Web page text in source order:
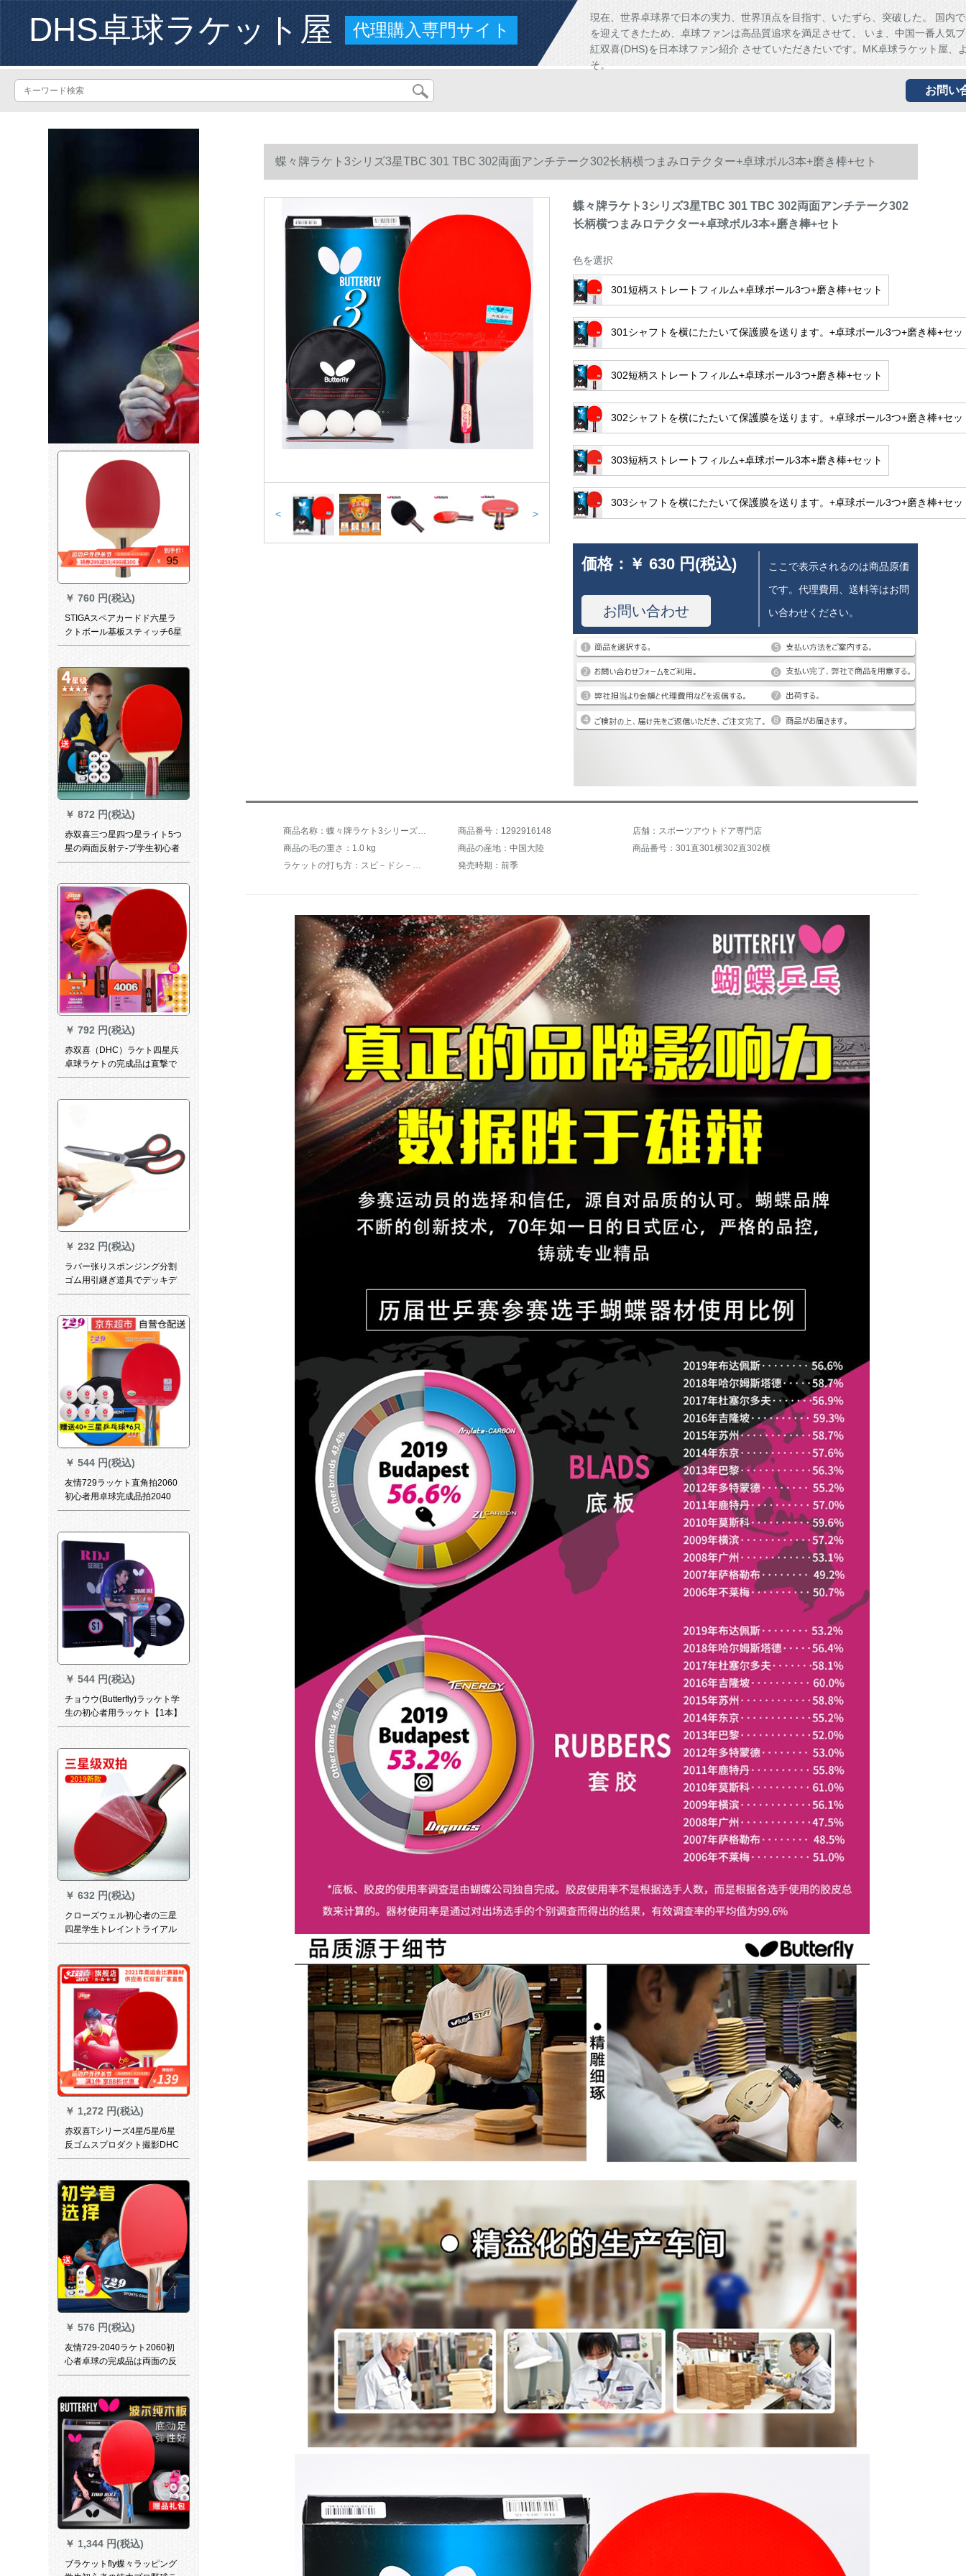
DHS卓球ラケット屋 代理購入専門サイト
現在、世界卓球界で日本の実力、世界頂点を目指す、いたずら、突破した。 国内
を迎えてきたため、卓球ファンは高品質追求を満足させて、 いま、中国一番人気
紅双喜(DHS)を日本球ファン紹介 させていただきたいです。MK卓球ラケット屋、
そ。
お問い
￥ 760 円(税込)
STIGAスペアカードド六星ラ
クトボール基板スティッチ6星
制ラッケト両面テップスカー
￥ 872 円(税込)
赤双喜三つ星四つ星ライト5つ
星の両面反射テ-プ学生初心者
入门フティネット完成品の写
テ-プ】を撮ります。
￥ 792 円(税込)
赤双喜（DHC）ラケト四星兵
卓球ラケトの完成品は直撃で
す。初心者の暴レート坊王の
￥ 232 円(税込)
ラバー张りスポンジング分割
ゴム用引継ぎ道具でデッキデ
ッキデッキデッキ
￥ 544 円(税込)
友情729ラッケト直角拍2060
初心者用卓球完成品拍2040
￥ 544 円(税込)
チョウウ(Butterfly)ラッケト学
生の初心者用ラッケト【1本】
ストレット/ショープロプロプ
￥ 632 円(税込)
クローズウェル初心者の三星
四星学生トレイントライアル
攻撃用のシーベルトザリング
短い柄で、长い柄をそのまま
にした、パンリングリングを
した。
￥ 1,272 円(税込)
赤双喜Tシリーズ4星/5星/6星
反ゴムスプロダクト撮影DHC
スポットライトT 4006両面テ
￥ 576 円(税込)
友情729-2040ラケト2060初
心者卓球の完成品は両面の反
ゴムスピ-ドシ—ザの円周型シ
を撮ります。
￥ 1,344 円(税込)
ブラケットfly蝶々ラッピング
蝶々牌ラケト3シリズ3星TBC 301 TBC 302両面アンチテーク302长柄横つまみロテクター+卓球ボル3本+磨き棒+セト
< >
蝶々牌ラケト3シリズ3星TBC 301 TBC 302両面アンチテーク302
长柄横つまみロテクター+卓球ボル3本+磨き棒+セト
色を選択
301短柄ストレートフィルム+卓球ボール3つ+磨き棒+セット
301シャフトを横にたたいて保護膜を送ります。+卓球ボール3つ+磨き棒+セ
302短柄ストレートフィルム+卓球ボール3つ+磨き棒+セット
302シャフトを横にたたいて保護膜を送ります。+卓球ボール3つ+磨き棒+セッ
303短柄ストレートフィルム+卓球ボール3本+磨き棒+セット
303シャフトを横にたたいて保護膜を送ります。+卓球ボール3つ+磨き棒+セ
価格： ￥ 630 円(税込)
お問い合わせ
ここで表示されるのは商品原価
です。代理費用、送料等はお問
い合わせください。
商品番号：1292916148
店舗：スポーツアウトドア専門店
商品の毛の重さ：1.0 kg
商品の産地：中国大陸
商品番号：301直301横302直302横
発売時期：前季